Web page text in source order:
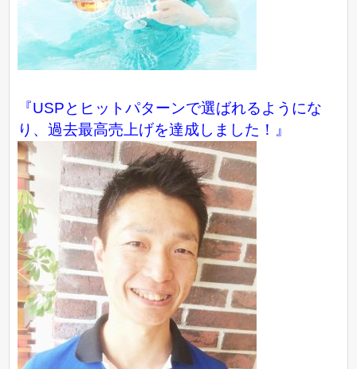
『USPとヒットパターンで選ばれるようにな
り、過去最高売上げを達成しました！』